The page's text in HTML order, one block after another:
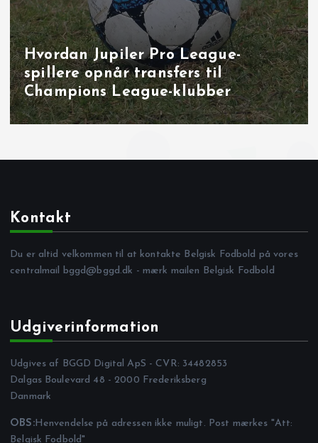
Målbrag i runde 40: overbevisende
udladninger i Brugge, Sint‑Truiden
og på Joseph Marien
Kontakt
Du er altid velkommen til at kontakte Belgisk Fodbold på vores
centralmail bggd@bggd.dk - mærk mailen Belgisk Fodbold
Udgiverinformation
Udgives af BGGD Digital ApS - CVR: 34482853
Dalgas Boulevard 48 - 2000 Frederiksberg
Danmark
OBS:Henvendelse på adressen ikke muligt. Post mærkes "Att:
Belgisk Fodbold"